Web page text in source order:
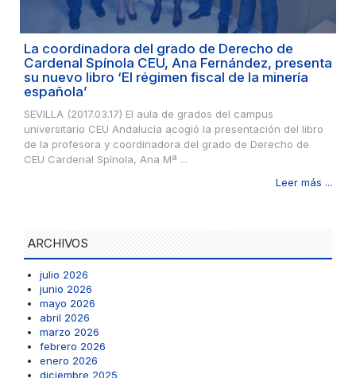
La coordinadora del grado de Derecho de
Cardenal Spínola CEU, Ana Fernández, presenta
su nuevo libro ‘El régimen fiscal de la minería
española’
SEVILLA (2017.03.17) El aula de grados del campus
universitario CEU Andalucía acogió la presentación del libro
de la profesora y coordinadora del grado de Derecho de
CEU Cardenal Spínola, Ana Mª ...
Leer más ...
ARCHIVOS
julio 2026
junio 2026
mayo 2026
abril 2026
marzo 2026
febrero 2026
enero 2026
diciembre 2025